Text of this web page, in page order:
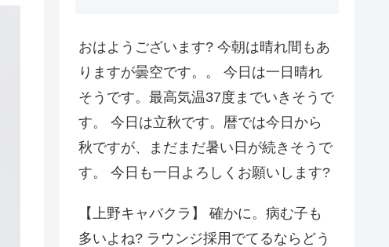
おはようございます? 今朝は晴れ間もあ
りますが曇空です。。 今日は一日晴れ
そうです。最高気温37度までいきそうで
す。 今日は立秋です。暦では今日から
秋ですが、まだまだ暑い日が続きそうで
す。 今日も一日よろしくお願いします?
【上野キャバクラ】 確かに。病む子も
多いよね? ラウンジ採用でてるならどう